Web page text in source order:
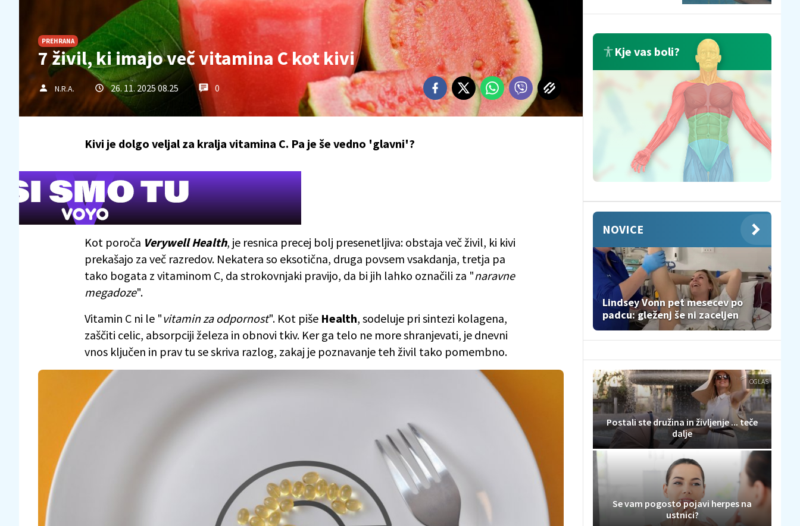
PREHRANA
7 živil, ki imajo več vitamina C kot kivi
N.R.A. 26. 11. 2025 08.25 0
Kivi je dolgo veljal za kralja vitamina C. Pa je še vedno 'glavni'?
Kot poroča Verywell Health, je resnica precej bolj presenetljiva: obstaja več živil, ki kivi
prekašajo za več razredov. Nekatera so eksotična, druga povsem vsakdanja, tretja pa
tako bogata z vitaminom C, da strokovnjaki pravijo, da bi jih lahko označili za "naravne
megadoze".
Vitamin C ni le "vitamin za odpornost". Kot piše Health, sodeluje pri sintezi kolagena,
zaščiti celic, absorpciji železa in obnovi tkiv. Ker ga telo ne more shranjevati, je dnevni
vnos ključen in prav tu se skriva razlog, zakaj je poznavanje teh živil tako pomembno.
Kje vas boli?
NOVICE
Lindsey Vonn pet mesecev po
padcu: gleženj še ni zaceljen
OGLAS
Postali ste družina in življenje ... teče
dalje
Se vam pogosto pojavi herpes na
ustnici?